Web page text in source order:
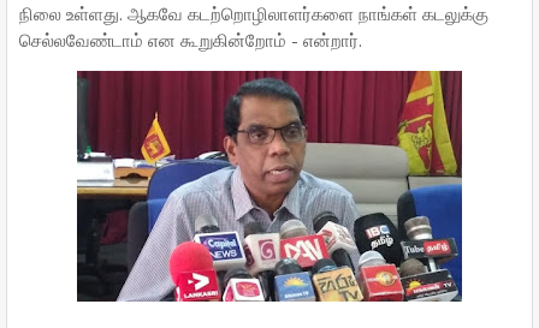
நிலை உள்ளது. ஆகவே கடற்றொழிலாளர்களை நாங்கள் கடலுக்கு
செல்லவேண்டாம் என கூறுகின்றோம் - என்றார்.